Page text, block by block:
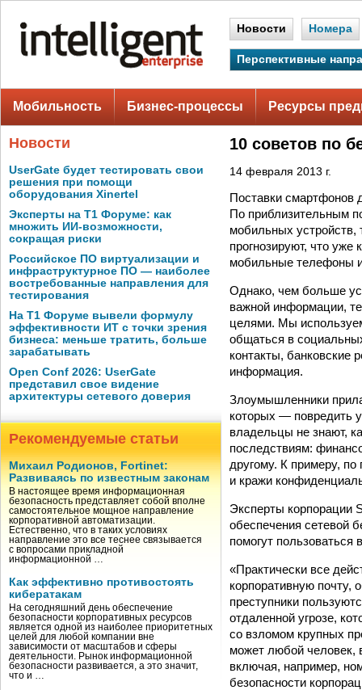
Новости Номера
Перспективные
Мобильность Бизнес-процессы Ресурсы
Новости
UserGate будет тестировать свои
решения при помощи
оборудования Xinertel
Эксперты на Т1 Форуме: как
множить ИИ-возможности,
сокращая риски
Российское ПО виртуализации и
инфраструктурное ПО — наиболее
востребованные направления для
тестирования
На Т1 Форуме вывели формулу
эффективности ИТ с точки зрения
бизнеса: меньше тратить, больше
зарабатывать
Open Conf 2026: UserGate
представил свое видение
архитектуры сетевого доверия
Рекомендуемые статьи
Михаил Родионов, Fortinet:
Развиваясь по известным законам
В настоящее время информационная
безопасность представляет собой вполне
самостоятельное мощное направление
корпоративной автоматизации.
Естественно, что в таких условиях
направление это все теснее связывается
с вопросами прикладной
информационной …
Как эффективно противостоять
кибератакам
На сегодняшний день обеспечение
безопасности корпоративных ресурсов
является одной из наиболее приоритетных
целей для любой компании вне
зависимости от масштабов и сферы
деятельности. Рынок информационной
безопасности развивается, а это значит,
что и …
10 советов по
14 февраля 2013 г.
Поставки смартфонов
По приблизительным
мобильных устройств,
прогнозируют, что уже
мобильные телефоны
Однако, чем больше
важной информации,
целями. Мы
общаться в
контакты, банковские
информация.
Злоумышленники
которых — повредить
владельцы не знают,
последствиям:
другому. К примеру,
и кражи
Эксперты корпорации
обеспечения сетевой
помогут
«Практически все
корпоративную почту,
преступники
отдаленной угрозе,
со взломом крупных
может любой человек,
включая, например,
безопасности